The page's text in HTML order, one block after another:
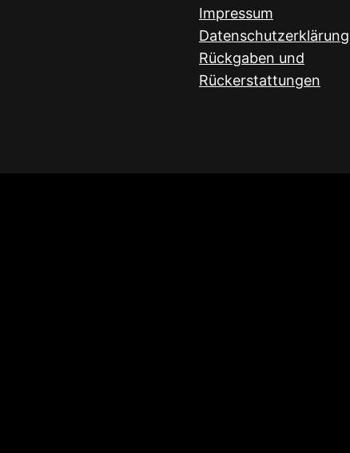
Impressum
Datenschutzerklärung
Rückgaben und
Rückerstattungen